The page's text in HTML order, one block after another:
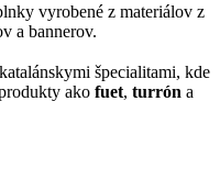
vyrobené z materiálov z
a bannerov.
špecialitami, kde
ako fuet, turrón a